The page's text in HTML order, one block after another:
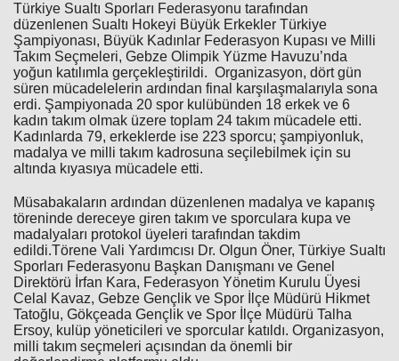
Türkiye Sualtı Sporları Federasyonu tarafından
düzenlenen Sualtı Hokeyi Büyük Erkekler Türkiye
Şampiyonası, Büyük Kadınlar Federasyon Kupası ve Milli
Takım Seçmeleri, Gebze Olimpik Yüzme Havuzu’nda
yoğun katılımla gerçekleştirildi. Organizasyon, dört gün
süren mücadelelerin ardından final karşılaşmalarıyla sona
erdi. Şampiyonada 20 spor kulübünden 18 erkek ve 6
kadın takım olmak üzere toplam 24 takım mücadele etti.
Kadınlarda 79, erkeklerde ise 223 sporcu; şampiyonluk,
madalya ve milli takım kadrosuna seçilebilmek için su
altında kıyasıya mücadele etti.
Müsabakaların ardından düzenlenen madalya ve kapanış
töreninde dereceye giren takım ve sporculara kupa ve
madalyaları protokol üyeleri tarafından takdim
edildi.Törene Vali Yardımcısı Dr. Olgun Öner, Türkiye Sualtı
Sporları Federasyonu Başkan Danışmanı ve Genel
Direktörü İrfan Kara, Federasyon Yönetim Kurulu Üyesi
Celal Kavaz, Gebze Gençlik ve Spor İlçe Müdürü Hikmet
Tatoğlu, Gökçeada Gençlik ve Spor İlçe Müdürü Talha
Ersoy, kulüp yöneticileri ve sporcular katıldı. Organizasyon,
milli takım seçmeleri açısından da önemli bir
Haberin Doğru Adresi.